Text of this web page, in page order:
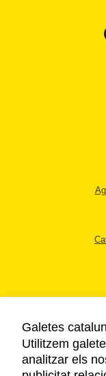
Galetes
Utilitzem
analitzar els